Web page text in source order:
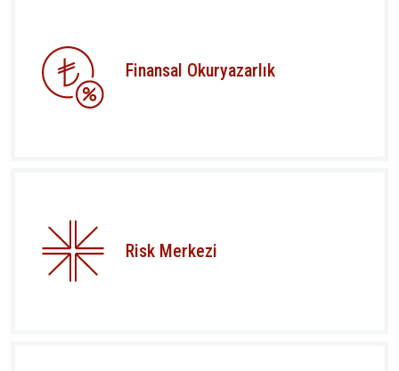
Finansal Okuryazarlık
Risk Merkezi